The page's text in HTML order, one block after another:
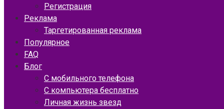
Регистрация
Реклама
Таргетированная реклама
Популярное
FAQ
Блог
С мобильного телефона
С компьютера бесплатно
Личная жизнь звезд